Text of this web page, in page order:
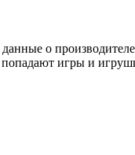
о
попадают игры и